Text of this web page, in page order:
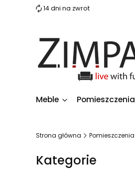
14 dni na zwrot
Meble Pomieszczenia
Strona główna Pomieszczenia
Kategorie